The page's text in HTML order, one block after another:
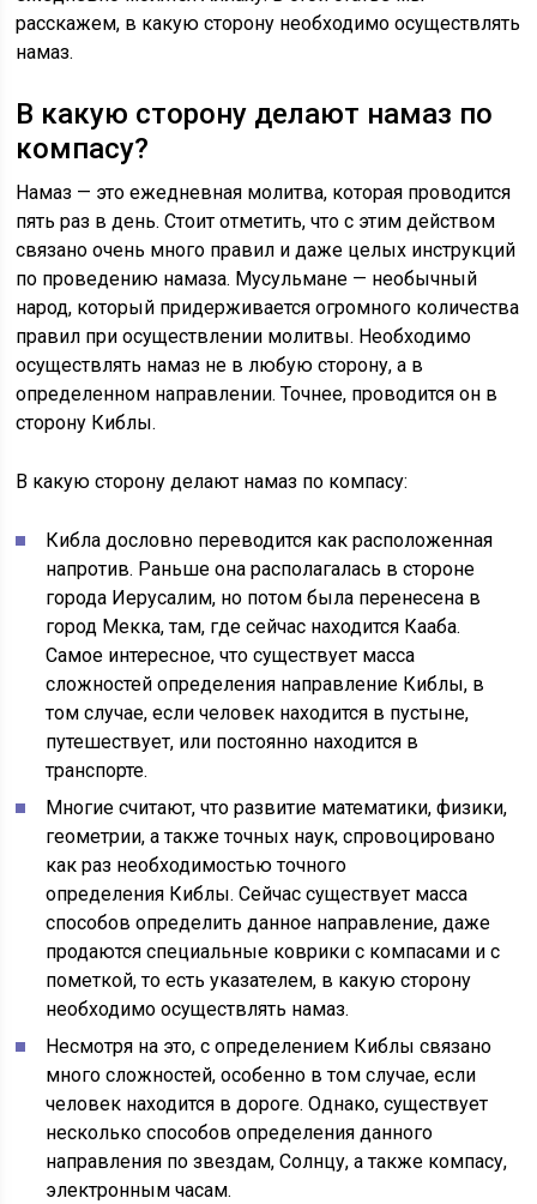
расскажем, в какую сторону необходимо осуществлять
намаз.
В какую сторону делают намаз по
компасу?
Намаз — это ежедневная молитва, которая проводится
пять раз в день. Стоит отметить, что с этим действом
связано очень много правил и даже целых инструкций
по проведению намаза. Мусульмане — необычный
народ, который придерживается огромного количества
правил при осуществлении молитвы. Необходимо
осуществлять намаз не в любую сторону, а в
определенном направлении. Точнее, проводится он в
сторону Киблы.
В какую сторону делают намаз по компасу:
Кибла дословно переводится как расположенная
напротив. Раньше она располагалась в стороне
города Иерусалим, но потом была перенесена в
город Мекка, там, где сейчас находится Кааба.
Самое интересное, что существует масса
сложностей определения направление Киблы, в
том случае, если человек находится в пустыне,
путешествует, или постоянно находится в
транспорте.
Многие считают, что развитие математики, физики,
геометрии, а также точных наук, спровоцировано
как раз необходимостью точного
определения Киблы. Сейчас существует масса
способов определить данное направление, даже
продаются специальные коврики с компасами и с
пометкой, то есть указателем, в какую сторону
необходимо осуществлять намаз.
Несмотря на это, с определением Киблы связано
много сложностей, особенно в том случае, если
человек находится в дороге. Однако, существует
несколько способов определения данного
направления по звездам, Солнцу, а также компасу,
электронным часам.